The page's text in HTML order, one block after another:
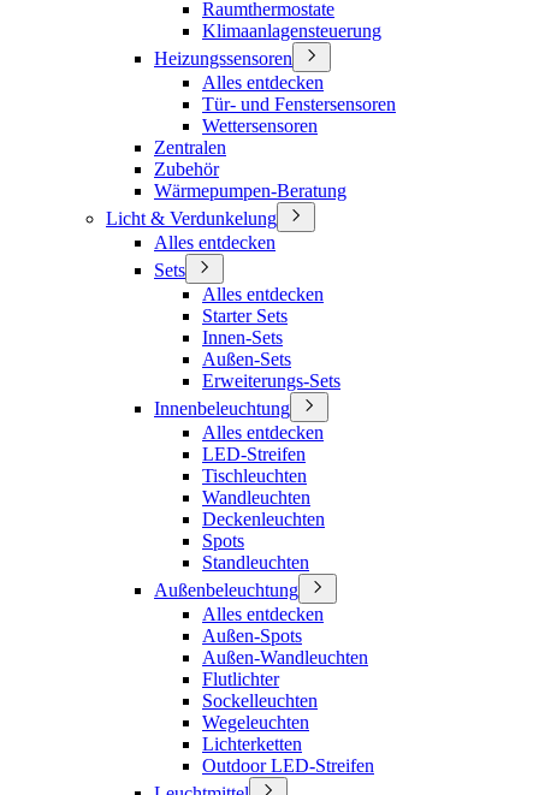
Raumthermostate
Klimaanlagensteuerung
Heizungssensoren
Alles entdecken
Tür- und Fenstersensoren
Wettersensoren
Zentralen
Zubehör
Wärmepumpen-Beratung
Licht & Verdunkelung
Alles entdecken
Sets
Alles entdecken
Starter Sets
Innen-Sets
Außen-Sets
Erweiterungs-Sets
Innenbeleuchtung
Alles entdecken
LED-Streifen
Tischleuchten
Wandleuchten
Deckenleuchten
Spots
Standleuchten
Außenbeleuchtung
Alles entdecken
Außen-Spots
Außen-Wandleuchten
Flutlichter
Sockelleuchten
Wegeleuchten
Lichterketten
Outdoor LED-Streifen